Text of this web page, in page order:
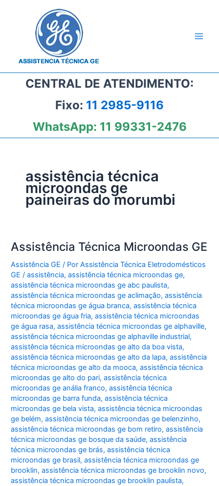
CENTRAL DE ATENDIMENTO:
Fixo: 11 2985-9116
WhatsApp: 11 99331-2476
assistência técnica
microondas ge
paineiras do morumbi
Assistência Técnica Microondas GE
Assistência GE / PorAssistência Técnica Eletrodomésticos
GE/assistência,assistência técnica microondas ge,
assistência técnica microondas ge abc paulista,
assistência técnica microondas ge aclimação,assistência
técnica microondas ge água branca,assistência técnica
microondas ge água fria,assistência técnica microondas
ge água rasa,assistência técnica microondas ge alphaville,
assistência técnica microondas ge alphaville industrial,
assistência técnica microondas ge alto da boa vista,
assistência técnica microondas ge alto da lapa,assistência
técnica microondas ge alto da mooca,assistência técnica
microondas ge alto do pari,assistência técnica
microondas ge anália franco,assistência técnica
microondas ge barra funda,assistência técnica
microondas ge bela vista,assistência técnica microondas
ge belém,assistência técnica microondas ge belenzinho,
assistência técnica microondas ge bom retiro,assistência
técnica microondas ge bosque da saúde,assistência
técnica microondas ge brás,assistência técnica
microondas ge brasil,assistência técnica microondas ge
brooklin,assistência técnica microondas ge brooklin novo,
assistência técnica microondas ge brooklin paulista,